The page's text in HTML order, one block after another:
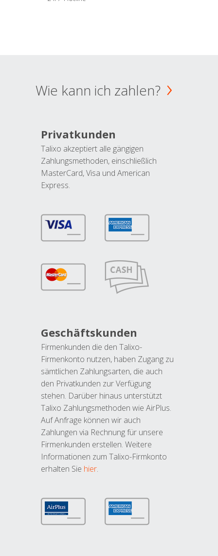
Wie kann ich zahlen?
Privatkunden
Talixo akzeptiert alle gängigen
Zahlungsmethoden, einschließlich
MasterCard, Visa und American
Express.
Geschäftskunden
Firmenkunden die den Talixo-
Firmenkonto nutzen, haben Zugang zu
sämtlichen Zahlungsarten, die auch
den Privatkunden zur Verfügung
stehen. Darüber hinaus unterstützt
Talixo Zahlungsmethoden wie AirPlus.
Auf Anfrage können wir auch
Zahlungen via Rechnung für unsere
Firmenkunden erstellen. Weitere
Informationen zum Talixo-Firmkonto
erhalten Sie hier.